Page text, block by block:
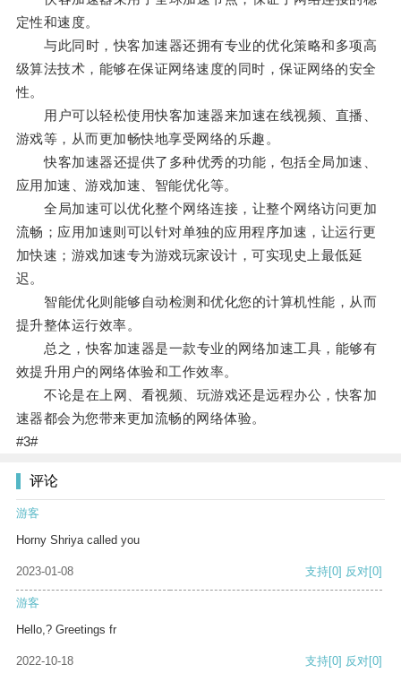
定性和速度。
与此同时，快客加速器还拥有专业的优化策略和多项高
级算法技术，能够在保证网络速度的同时，保证网络的安全
性。
用户可以轻松使用快客加速器来加速在线视频、直播、
游戏等，从而更加畅快地享受网络的乐趣。
快客加速器还提供了多种优秀的功能，包括全局加速、
应用加速、游戏加速、智能优化等。
全局加速可以优化整个网络连接，让整个网络访问更加
流畅；应用加速则可以针对单独的应用程序加速，让运行更
加快速；游戏加速专为游戏玩家设计，可实现史上最低延
迟。
智能优化则能够自动检测和优化您的计算机性能，从而
提升整体运行效率。
总之，快客加速器是一款专业的网络加速工具，能够有
效提升用户的网络体验和工作效率。
不论是在上网、看视频、玩游戏还是远程办公，快客加
速器都会为您带来更加流畅的网络体验。
#3#
评论
游客
Horny Shriya called you
2023-01-08 支持[0] 反对[0]
游客
Hello,? Greetings fr
2022-10-18 支持[0] 反对[0]